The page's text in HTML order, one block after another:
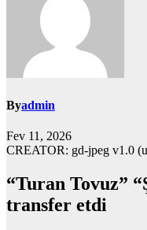
Byadmin
Fev 11, 2026
CREATOR: gd-jpeg v1.0
“Turan Tovuz”
transfer etdi